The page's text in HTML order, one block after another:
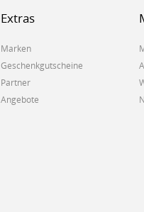
Extras
Marken
Geschenkgutscheine
Partner
Angebote